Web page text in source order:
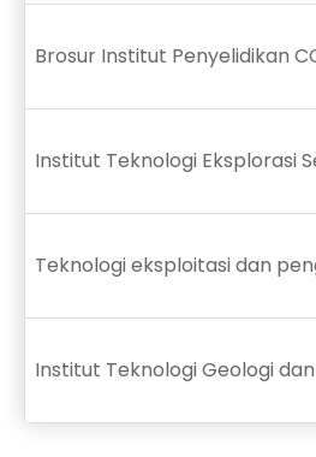
Brosur Institut Penyelidikan
Institut Teknologi Eksplorasi
Teknologi eksploitasi dan
Institut Teknologi Geologi